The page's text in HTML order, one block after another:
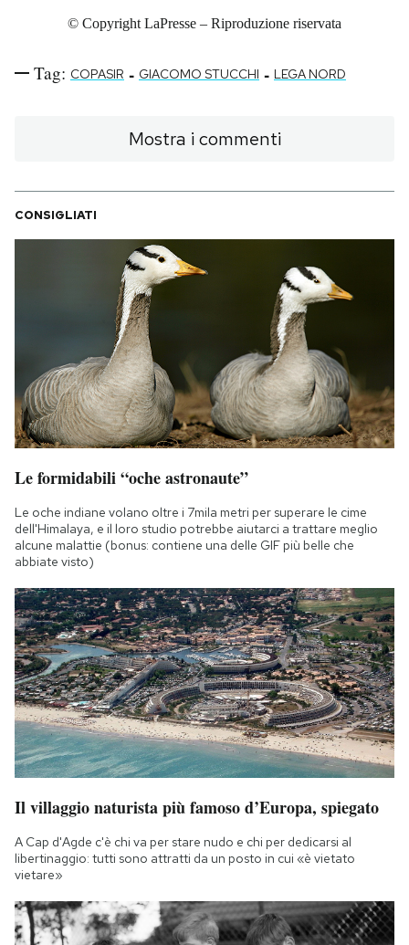
© Copyright LaPresse – Riproduzione riservata
Tag: COPASIR - GIACOMO STUCCHI - LEGA NORD
Mostra i commenti
CONSIGLIATI
Le formidabili “oche astronaute”
Le oche indiane volano oltre i 7mila metri per superare le cime
dell'Himalaya, e il loro studio potrebbe aiutarci a trattare meglio
alcune malattie (bonus: contiene una delle GIF più belle che
abbiate visto)
Il villaggio naturista più famoso d’Europa, spiegato
A Cap d'Agde c'è chi va per stare nudo e chi per dedicarsi al
libertinaggio: tutti sono attratti da un posto in cui «è vietato
vietare»